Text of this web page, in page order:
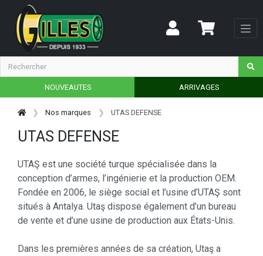
NOUVEAUTES ARRIVAGES
Nos marques UTAS DEFENSE
UTAS DEFENSE
UTAŞ est une société turque spécialisée dans la
conception d’armes, l’ingénierie et la production OEM.
Fondée en 2006, le siège social et l’usine d’UTAŞ sont
situés à Antalya. Utaş dispose également d’un bureau
de vente et d’une usine de production aux États-Unis.
Dans les premières années de sa création, Utaş a